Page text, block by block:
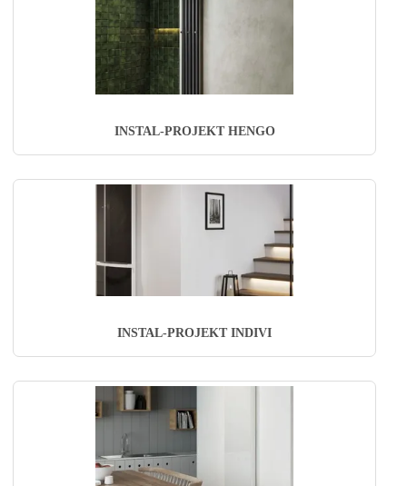
INSTAL-PROJEKT HENGO
INSTAL-PROJEKT INDIVI